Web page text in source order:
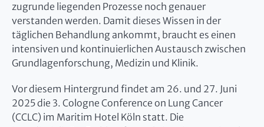
zugrunde liegenden Prozesse noch genauer
verstanden werden. Damit dieses Wissen in der
täglichen Behandlung ankommt, braucht es einen
intensiven und kontinuierlichen Austausch zwischen
Grundlagenforschung, Medizin und Klinik.
Vor diesem Hintergrund findet am 26. und 27. Juni
2025 die 3. Cologne Conference on Lung Cancer
(CCLC) im Maritim Hotel Köln statt. Die